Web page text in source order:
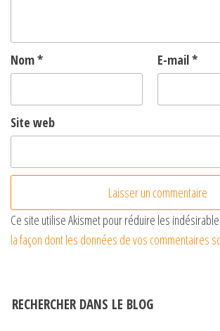
Nom* E-mail*
Site web
Ce site utilise Akismet pour réduire les
la façon dont les données de vos commentaires
RECHERCHER DANS LE BLOG